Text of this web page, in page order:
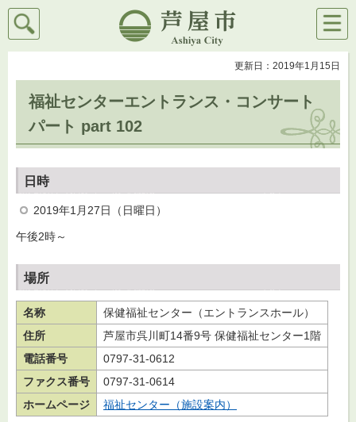
芦屋市
検索
メニ
ュー
更新日：2019年1月15日
福祉センターエントランス・コンサート
パート part 102
日時
2019年1月27日（日曜日）
午後2時～
場所
名称
保健福祉センター（エントランスホール）
住所
芦屋市呉川町14番9号 保健福祉センター1階
電話番号
0797-31-0612
ファクス番号
0797-31-0614
ホームページ
福祉センター（施設案内）